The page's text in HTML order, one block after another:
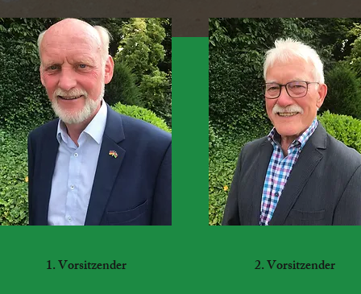
1. Vorsitzender
2. Vorsitzender